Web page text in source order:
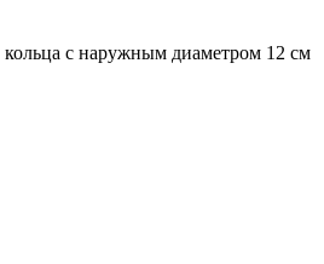
с наружным диаметром 12 см